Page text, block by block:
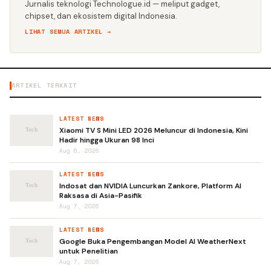
Jurnalis teknologi Technologue.id — meliput gadget,
chipset, dan ekosistem digital Indonesia.
LIHAT SEMUA ARTIKEL →
ARTIKEL TERKAIT
LATEST NEWS
Xiaomi TV S Mini LED 2026 Meluncur di Indonesia, Kini
Hadir hingga Ukuran 98 Inci
Aug 6, 2026
LATEST NEWS
Indosat dan NVIDIA Luncurkan Zankore, Platform AI
Raksasa di Asia-Pasifik
Aug 7, 2026
LATEST NEWS
Google Buka Pengembangan Model AI WeatherNext
untuk Penelitian
Aug 7, 2026